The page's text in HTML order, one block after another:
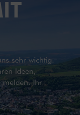
sehr wichtig.
Ideen,
melden. Ihr